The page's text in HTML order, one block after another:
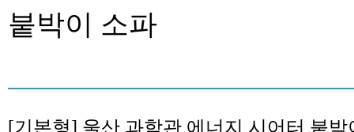
붙박이 소파
[기본형] 울산 과학관 에너지 시어터 붙박